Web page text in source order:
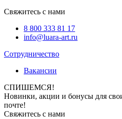
Свяжитесь с нами
8 800 333 81 17
info@luara-art.ru
Сотрудничество
Вакансии
СПИШЕМСЯ!
Новинки, акции и бонусы для
почте!
Свяжитесь с нами